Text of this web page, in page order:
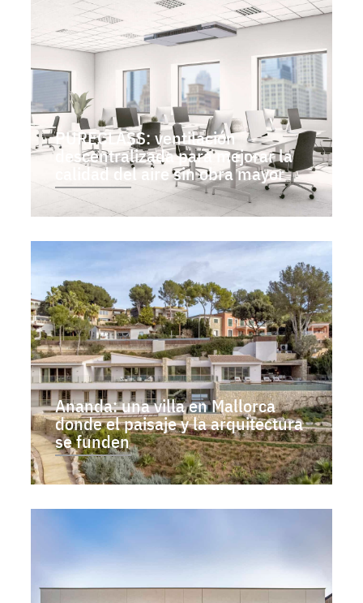
PURECLASS: ventilación
descentralizada para mejorar la
calidad del aire sin obra mayor
Ananda: una villa en Mallorca
donde el paisaje y la arquitectura
se funden